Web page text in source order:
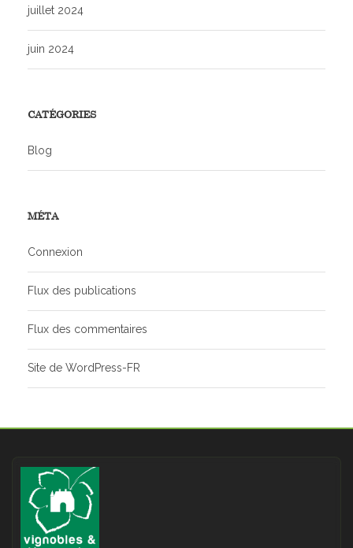
juillet 2024
juin 2024
CATÉGORIES
Blog
MÉTA
Connexion
Flux des publications
Flux des commentaires
Site de WordPress-FR